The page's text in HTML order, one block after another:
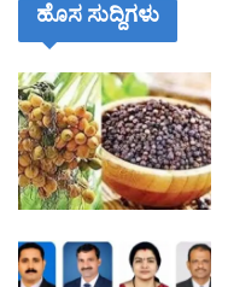
ಹೊಸ ಸುದ್ದಿಗಳು